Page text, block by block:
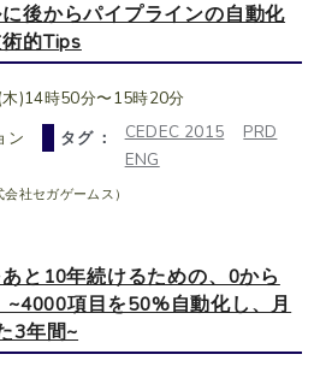
後からパイプラインの自動化
的Tips
)14時50分〜15時20分
ン タグ ： CEDEC 2015
PRD
ENG
会社セガゲームス）
と10年続けるための、0から
~4000項目を50%自動化し、月
3年間~